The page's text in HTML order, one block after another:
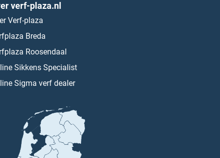
verf-plaza.nl
Verf-plaza
Breda
Roosendaal
Sikkens Specialist
Sigma verf dealer